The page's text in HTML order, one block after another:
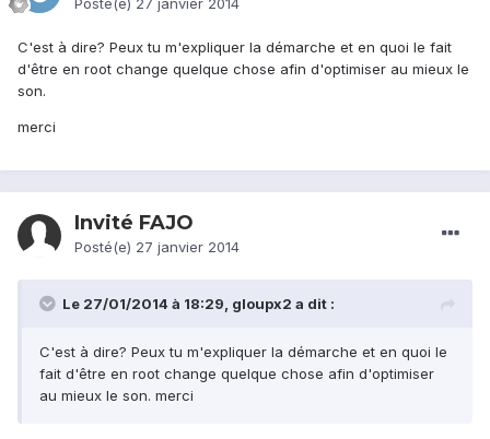
Posté(e) 27 janvier 2014
C'est à dire? Peux tu m'expliquer la démarche et en quoi le fait
d'être en root change quelque chose afin d'optimiser au mieux le
son.
merci
Invité FAJO
Posté(e) 27 janvier 2014
Le 27/01/2014 à 18:29, gloupx2 a dit :
C'est à dire? Peux tu m'expliquer la démarche et en quoi le
fait d'être en root change quelque chose afin d'optimiser
au mieux le son. merci